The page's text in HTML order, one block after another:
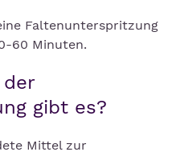
Faltenunterspritzung
60 Minuten.
gibt es?
Mittel zur